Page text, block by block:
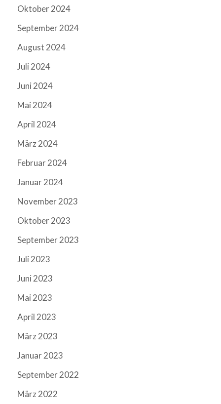
Oktober 2024
September 2024
August 2024
Juli 2024
Juni 2024
Mai 2024
April 2024
März 2024
Februar 2024
Januar 2024
November 2023
Oktober 2023
September 2023
Juli 2023
Juni 2023
Mai 2023
April 2023
März 2023
Januar 2023
September 2022
März 2022